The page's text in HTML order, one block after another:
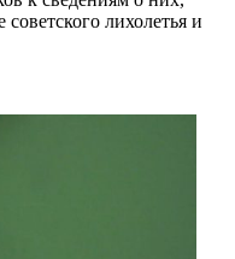
лихолетья и